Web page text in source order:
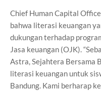
Chief Human Capital
bahwa literasi keuangan
dukungan terhadap
Jasa keuangan (OJK).
Astra, Sejahtera Bersama
literasi keuangan untuk
Bandung. Kami berharap